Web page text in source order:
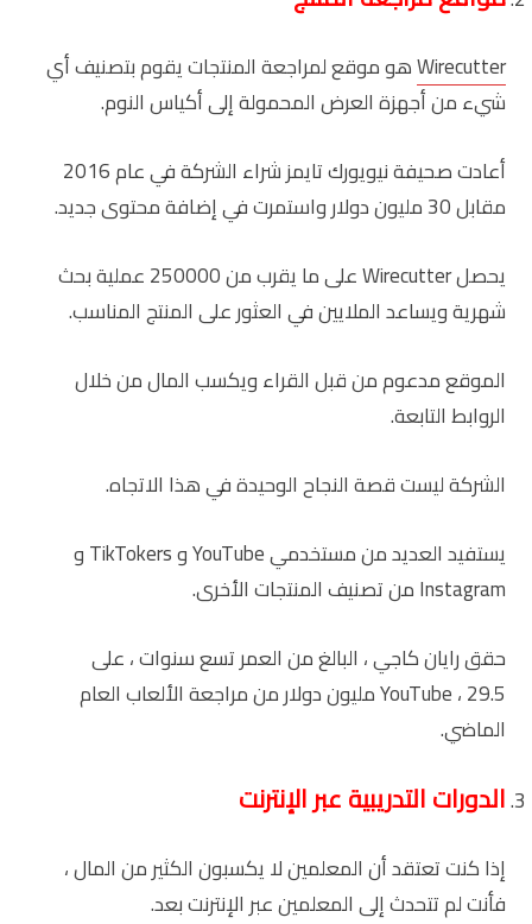
Wirecutterهو موقع لمراجعة المنتجات يقوم بتصنيف أي
شيء من أجهزة العرض المحمولة إلى أكياس النوم.
أعادت صحيفة نيويورك تايمز شراء الشركة في عام 2016
مقابل 30 مليون دولار واستمرت في إضافة محتوى جديد.
يحصل Wirecutter على ما يقرب من 250000 عملية بحث
شهرية ويساعد الملايين في العثور على المنتج المناسب.
الموقع مدعوم من قبل القراء ويكسب المال من خلال
الروابط التابعة.
الشركة ليست قصة النجاح الوحيدة في هذا الاتجاه.
يستفيد العديد من مستخدمي YouTube و TikTokers و
Instagram من تصنيف المنتجات الأخرى.
حقق رايان كاجي ، البالغ من العمر تسع سنوات ، على
YouTube ، 29.5 مليون دولار من مراجعة الألعاب العام
الماضي.
الدورات التدريبية عبر الإنترنت
إذا كنت تعتقد أن المعلمين لا يكسبون الكثير من المال ،
فأنت لم تتحدث إلى المعلمين عبر الإنترنت بعد.